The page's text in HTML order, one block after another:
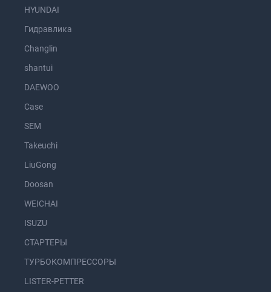
HYUNDAI
Гидравлика
Changlin
shantui
DAEWOO
Case
SEM
Takeuchi
LiuGong
Doosan
WEICHAI
ISUZU
СТАРТЕРЫ
ТУРБОКОМПРЕССОРЫ
LISTER-PETTER